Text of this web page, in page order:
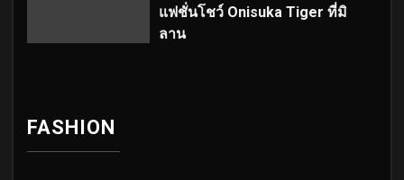
แฟชั่นโชว์ Onisuka Tiger ที่มิ
ลาน
FASHION